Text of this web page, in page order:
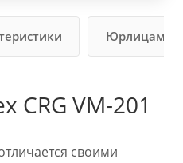
Юрлицам
CRG VM-201
своими